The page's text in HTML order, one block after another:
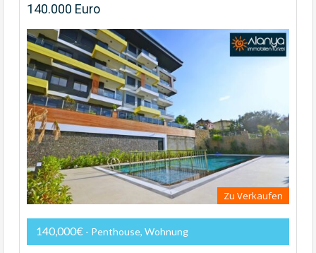
140.000 Euro
Zu Verkaufen
140,000€ - Penthouse, Wohnung